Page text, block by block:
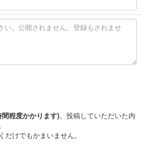
程度かかります)。投稿していただいた内
けでもかまいません。